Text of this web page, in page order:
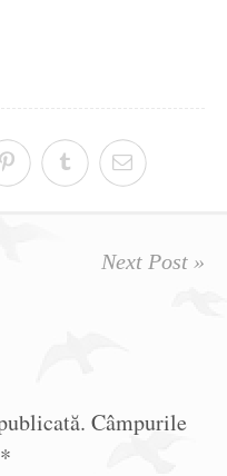
Next Post »
Câmpurile
*